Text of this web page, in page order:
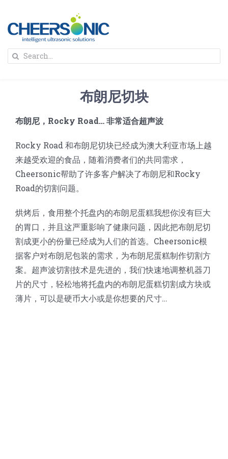
content
圆蛋糕切割机
蛋糕切片机
三角蛋糕切割机
奶酪切片
块状奶酪切片
条状奶酪切片
三明治/披萨/寿司切割
披萨切割机
三明治切割机
面团
常温面团切割
糕点/糖果
超声波设备
公司新闻
关于我们
人才招聘
联系我们
Search
布朗尼切块
布朗尼，Rocky Road… 非常适合超声波
Rocky Road 和布朗尼切块已经成为澳大利亚市场上越
来越受欢迎的食品，随着消费者们的共同需求，
Cheersonic帮助了许多客户解决了布朗尼和Rocky
Road的切割问题。
烘烤后，食用整个托盘内的布朗尼蛋糕我想你没有巨大
的胃口，并且这严重影响了健康问题，因此把布朗尼切
割成更小的份量已经成为人们的首选。Cheersonic根
据客户对布朗尼包装的需求，为布朗尼蛋糕制作切割方
案。超声波切割技术是先进的，我们快速地调整机器刀
片的尺寸，轻松地将托盘内的布朗尼蛋糕切割成方块或
薄片，可以是硬币大小或是你想要的尺寸…